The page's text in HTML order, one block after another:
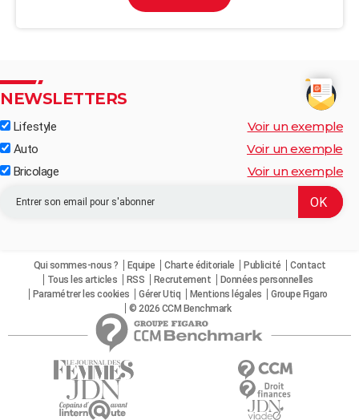
NEWSLETTERS
Lifestyle Voir un exemple
Auto Voir un exemple
Bricolage Voir un exemple
Qui sommes-nous ? Equipe Charte éditoriale Publicité
Contact
Tous les articles
RSS Recrutement
Données personnelles
Paramétrer les cookies
Gérer Utiq Mentions légales
Groupe Figaro
© 2026 CCM Benchmark